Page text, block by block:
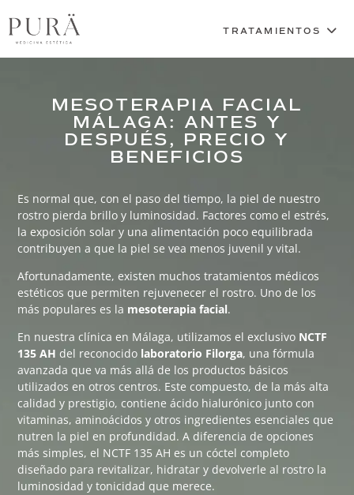
MESOTERAPIA FACIAL
MÁLAGA: ANTES Y
DESPUÉS, PRECIO Y
BENEFICIOS
Es normal que, con el paso del tiempo, la piel de nuestro
rostro pierda brillo y luminosidad. Factores como el estrés,
la exposición solar y una alimentación poco equilibrada
contribuyen a que la piel se vea menos juvenil y vital.
Afortunadamente, existen muchos tratamientos médicos
estéticos que permiten rejuvenecer el rostro. Uno de los
más populares es la mesoterapia facial.
En nuestra clínica en Málaga, utilizamos el exclusivo NCTF
135 AH del reconocido laboratorio Filorga, una fórmula
avanzada que va más allá de los productos básicos
utilizados en otros centros. Este compuesto, de la más alta
calidad y prestigio, contiene ácido hialurónico junto con
vitaminas, aminoácidos y otros ingredientes esenciales que
nutren la piel en profundidad. A diferencia de opciones
más simples, el NCTF 135 AH es un cóctel completo
diseñado para revitalizar, hidratar y devolverle al rostro la
luminosidad y tonicidad que merece.